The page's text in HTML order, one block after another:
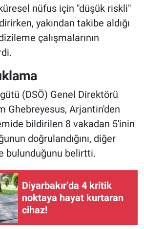
nüfus için "düşük riskli"
yakından takibe aldığı
çalışmalarının
(DSÖ) Genel Direktörü
Ghebreyesus, Arjantin'den
bildirilen 8 vakadan 5'inin
doğrulandığını, diğer
bulunduğunu belirtti.
Diyarbakır’da 4 kritik
noktaya hayat kurtaran
cihaz!